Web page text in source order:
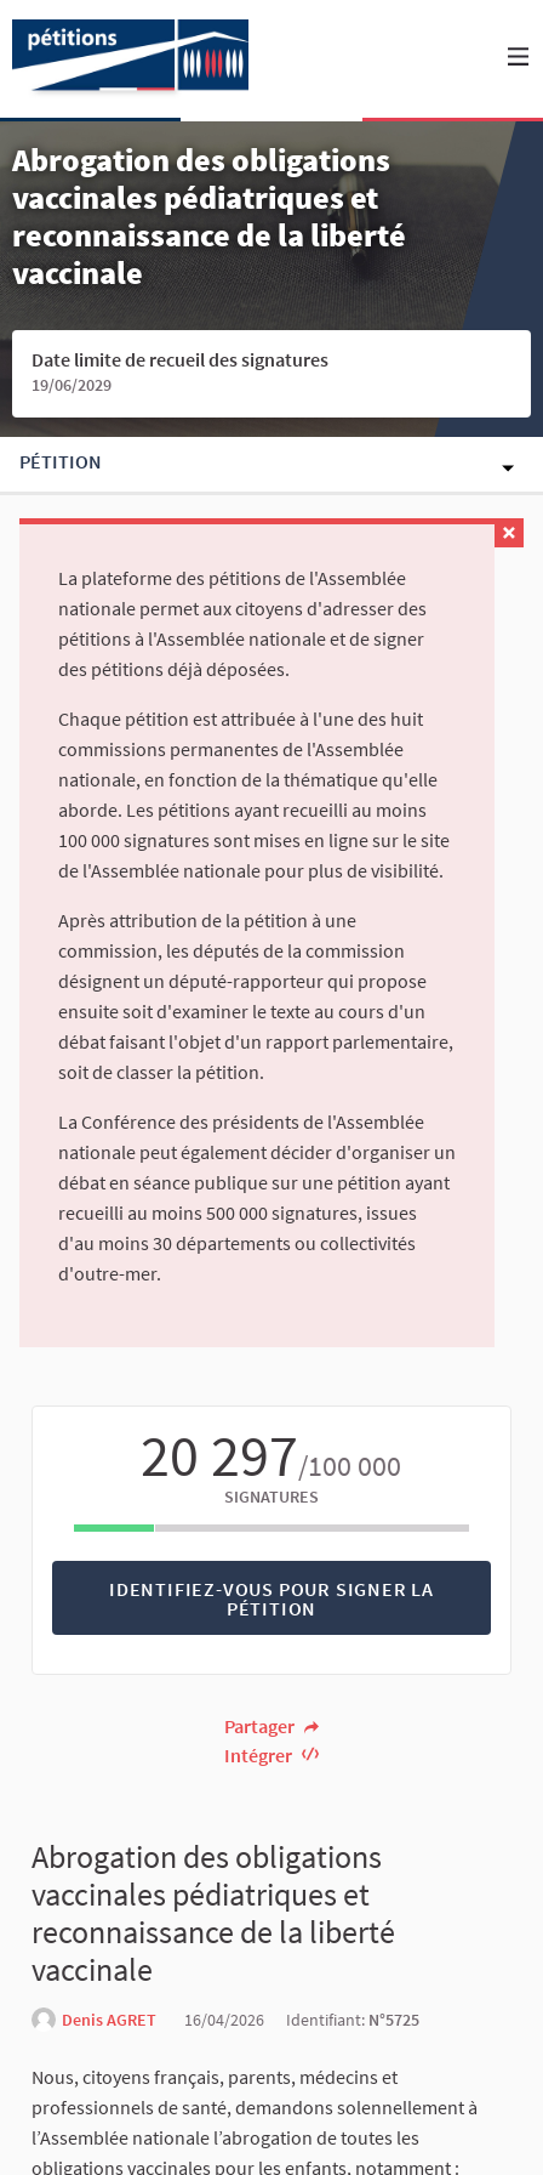
Abrogation des obligations
vaccinales pédiatriques et
reconnaissance de la liberté
vaccinale
Date limite de recueil des signatures
19/06/2029
PÉTITION
La plateforme des pétitions de l'Assemblée
nationale permet aux citoyens d'adresser des
pétitions à l'Assemblée nationale et de signer
des pétitions déjà déposées.
Chaque pétition est attribuée à l'une des huit
commissions permanentes de l'Assemblée
nationale, en fonction de la thématique qu'elle
aborde. Les pétitions ayant recueilli au moins
100 000 signatures sont mises en ligne sur le site
de l'Assemblée nationale pour plus de visibilité.
Après attribution de la pétition à une
commission, les députés de la commission
désignent un député-rapporteur qui propose
ensuite soit d'examiner le texte au cours d'un
débat faisant l'objet d'un rapport parlementaire,
soit de classer la pétition.
La Conférence des présidents de l'Assemblée
nationale peut également décider d'organiser un
débat en séance publique sur une pétition ayant
recueilli au moins 500 000 signatures, issues
d'au moins 30 départements ou collectivités
d'outre-mer.
20 297/100 000
SIGNATURES
IDENTIFIEZ-VOUS POUR SIGNER LA
PÉTITION
Partager
Intégrer
Abrogation des obligations
vaccinales pédiatriques et
reconnaissance de la liberté
vaccinale
Denis AGRET 16/04/2026 Identifiant: N°5725
Nous, citoyens français, parents, médecins et
professionnels de santé, demandons solennellement à
l’Assemblée nationale l’abrogation de toutes les
obligations vaccinales pour les enfants, notamment :